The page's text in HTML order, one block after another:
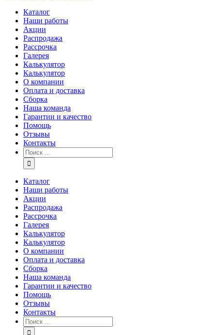
Каталог
Наши работы
Акции
Распродажа
Рассрочка
Галерея
Калькулятор
Калькулятор
О компании
Оплата и доставка
Сборка
Наша команда
Гарантии и качество
Помощь
Отзывы
Контакты
Каталог
Наши работы
Акции
Распродажа
Рассрочка
Галерея
Калькулятор
Калькулятор
О компании
Оплата и доставка
Сборка
Наша команда
Гарантии и качество
Помощь
Отзывы
Контакты